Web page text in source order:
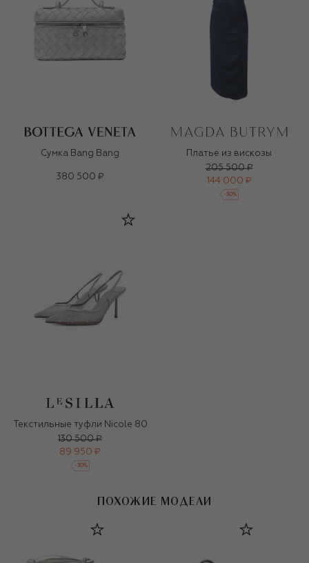
Сумка Bang Bang
380 500 ₽
Платье из вискозы
205 500 ₽
144 000 ₽
-30%
Текстильные туфли Nicole 80
130 500 ₽
89 950 ₽
-30%
ПОХОЖИЕ МОДЕЛИ